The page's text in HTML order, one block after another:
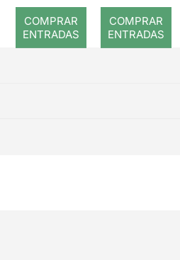
COMPRAR
ENTRADAS
COMPRAR
ENTRADAS